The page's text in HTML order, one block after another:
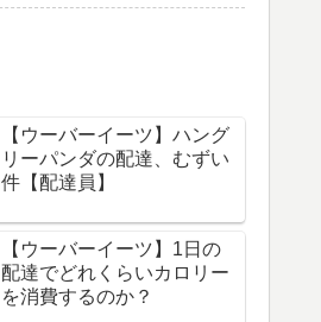
【ウーバーイーツ】ハング
リーパンダの配達、むずい
件【配達員】
【ウーバーイーツ】1日の
配達でどれくらいカロリー
を消費するのか？